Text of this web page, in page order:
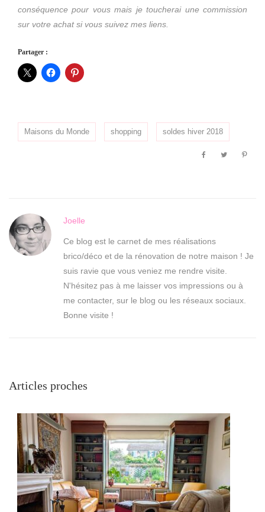
conséquence pour vous mais je toucherai une commission
sur votre achat si vous suivez mes liens.
Partager :
Maisons du Monde shopping soldes hiver 2018
Joelle
Ce blog est le carnet de mes réalisations
brico/déco et de la rénovation de notre maison ! Je
suis ravie que vous veniez me rendre visite.
N'hésitez pas à me laisser vos impressions ou à
me contacter, sur le blog ou les réseaux sociaux.
Bonne visite !
Articles proches